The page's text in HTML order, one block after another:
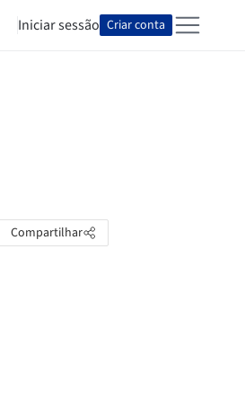
Iniciar sessão Criar conta
Compartilhar